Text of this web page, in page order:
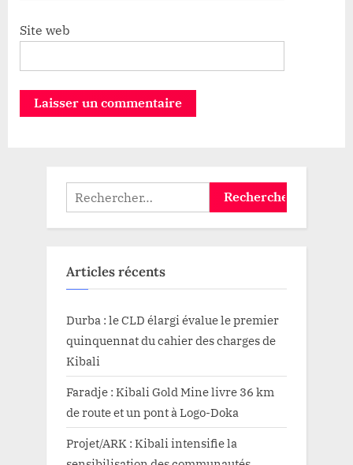
Site web
Rechercher :
Articles récents
Durba : le CLD élargi évalue le premier
quinquennat du cahier des charges de
Kibali
Faradje : Kibali Gold Mine livre 36 km
de route et un pont à Logo-Doka
Projet/ARK : Kibali intensifie la